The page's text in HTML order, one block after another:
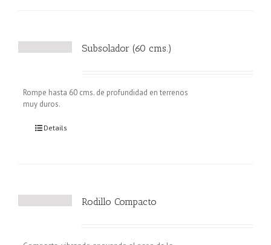
Subsolador (60 cms.)
Rompe hasta 60 cms. de profundidad en terrenos
muy duros.
Details
Rodillo Compacto